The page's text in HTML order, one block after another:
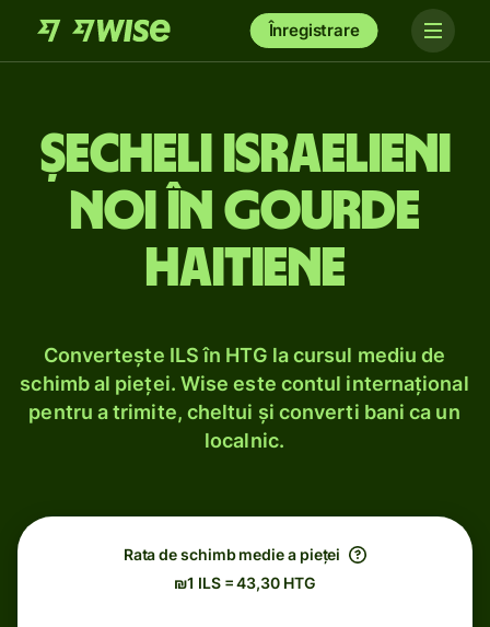
Înregistrare
Șecheli israelieni
noi în gourde
haitiene
Convertește ILS în HTG la cursul mediu de
schimb al pieței. Wise este contul internațional
pentru a trimite, cheltui și converti bani ca un
localnic.
Rata de schimb medie a pieței
₪1 ILS = 43,30 HTG